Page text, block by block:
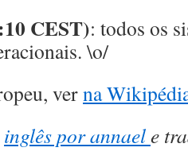
CEST): todos os
\o/
verna
inglês por annaele